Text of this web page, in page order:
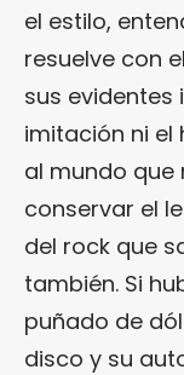
el estilo,
resuelve con
sus evidentes
imitación ni
al mundo que
conservar el
del rock que
también. Si
puñado de
disco y su